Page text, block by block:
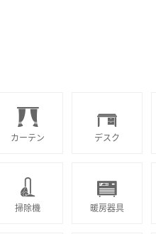
カーテン デスク
掃除機 暖房器具